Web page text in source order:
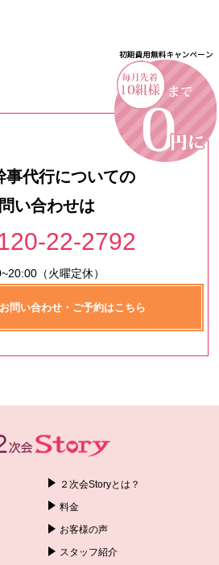
事代行についての
い合わせは
22-2792
（火曜定休）
問い合わせ・ご予約はこちら
２次会Storyとは？
料金
お客様の声
スタッフ紹介